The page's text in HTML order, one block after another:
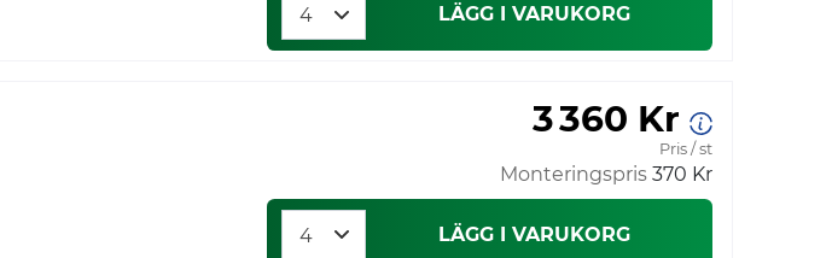
LÄGG I VARUKORG
3 360 Kr
Pris / st
Monteringspris 370 Kr
LÄGG I VARUKORG